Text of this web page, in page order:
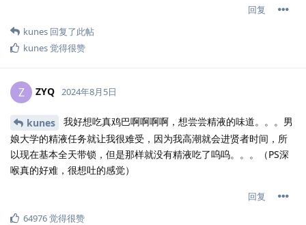
回复
kunes 回复了此帖
kunes觉得很赞
Z ZYQ 2024年8月5日
kunes
我好想吃真鸡巴啊啊啊啊，想尝尝精液的味道。。。男
娘大学的精液任务就让我很难受，因为我高潮就会进贤者时间，所
以现在基本全天带锁，但是那样就没有精液吃了呜呜。。。（PS深
喉真的好难，很想吐的感觉）
回复
64976觉得很赞